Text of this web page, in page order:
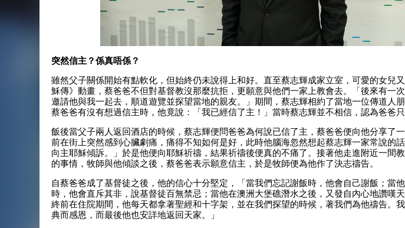
突然信主？係真唔係？
雖然父子關係開始有點軟化，但始終仍未說得上和好。直至蔡志輝成家立室，可愛的女兒
穌傳》動畫，蔡爸爸不但對基督教沒那麼抗拒，更願意與他們一家上教會去。「後來有一
邀請他與我一起去，順道遊覽並探望當地的親友。」期間，蔡志輝相約了當地一位傳道人
蔡爸爸有沒有想過信主時，他竟說：「我已經信了主！」當時蔡志輝並不相信，認為爸爸只
飯後當父子兩人返回酒店的時候，蔡志輝便問爸爸為何說已信了主，蔡爸爸便向他分享了
前在街上突然感到心臟劇痛，痛得不知如何是好，此時他腦海忽然想起蔡志輝一家常說的
向主耶穌傾訴。」於是他便向耶穌祈禱，結果祈禱後便真的不痛了。接著他走進附近一間
的事情，牧師與他傾談之後，蔡爸爸表示願意信主，於是牧師便為他作了決志禱告。
自蔡爸爸成了基督徒之後，他的信心十分堅定，「當我們忘記謝飯時，他會自己謝飯；當
時，他會直斥其非，說基督徒百無禁忌；當他在澳洲大堡礁潛水之後，又發自內心地讚嘆
終前在住院期間，他每天都拿著聖經和十字架，並在我們探望的時候，著我們為他禱告。
典而感恩，而最後他也安詳地返回天家。」